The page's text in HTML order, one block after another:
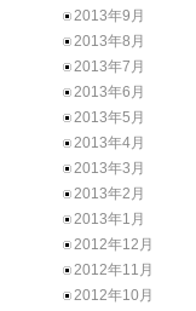
2013年9月
2013年8月
2013年7月
2013年6月
2013年5月
2013年4月
2013年3月
2013年2月
2013年1月
2012年12月
2012年11月
2012年10月